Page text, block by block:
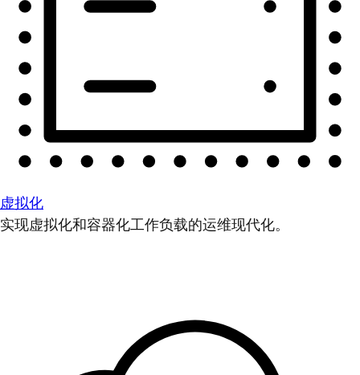
虚拟化
实现虚拟化和容器化工作负载的运维现代化。